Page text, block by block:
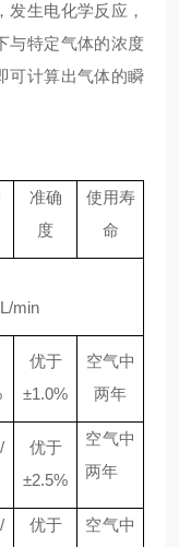
生电化学反应，
与特定气体的浓度
可计算出气体的瞬
准确
度
使用寿
命
min
优于
±1.0%
空气中
两年
优于
±2.5%
空气中
两年
优于
空气中